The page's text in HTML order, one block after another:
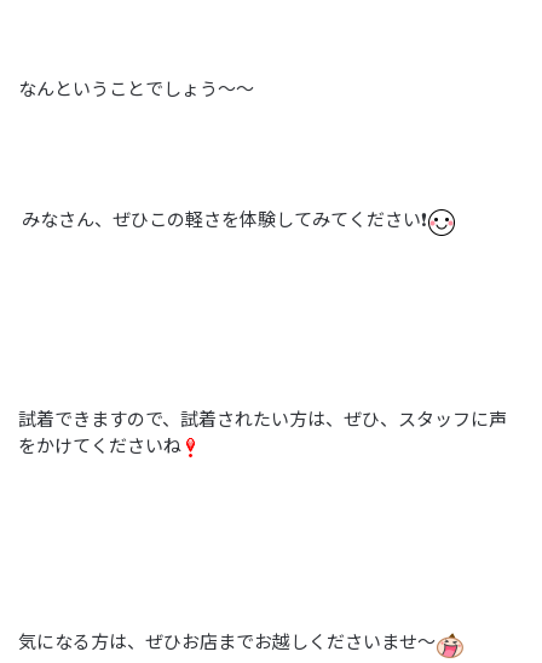
なんということでしょう～～
みなさん、ぜひこの軽さを体験してみてください❗
試着できますので、試着されたい方は、ぜひ、スタッフに声
をかけてくださいね
気になる方は、ぜひお店までお越しくださいませ～